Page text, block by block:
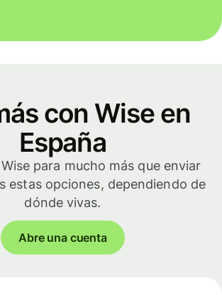
con Wise en
España
para mucho más que enviar
estas opciones, dependiendo de
dónde vivas.
Abre una cuenta